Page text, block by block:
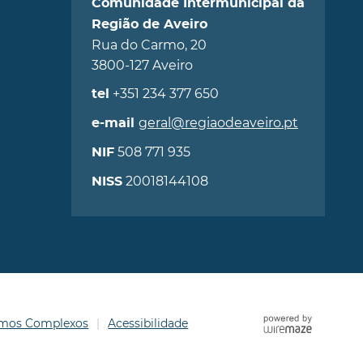
Comunidade Intermunicipal da
Região de Aveiro
Rua do Carmo, 20
3800-127 Aveiro
tel +351 234 377 650
e-mail geral@regiaodeaveiro.pt
NIF508 771 935
NISS20018144108
Complexos Acessibilidade